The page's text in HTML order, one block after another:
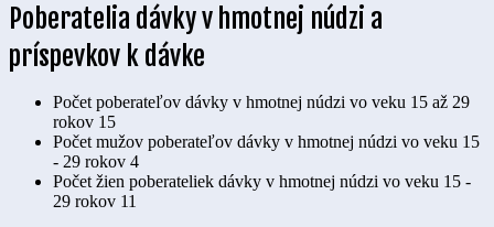
Poberatelia dávky v hmotnej núdzi a
príspevkov k dávke
Počet poberateľov dávky v hmotnej núdzi vo veku 15 až 29
rokov 15
Počet mužov poberateľov dávky v hmotnej núdzi vo veku 15
- 29 rokov 4
Počet žien poberateliek dávky v hmotnej núdzi vo veku 15 -
29 rokov 11